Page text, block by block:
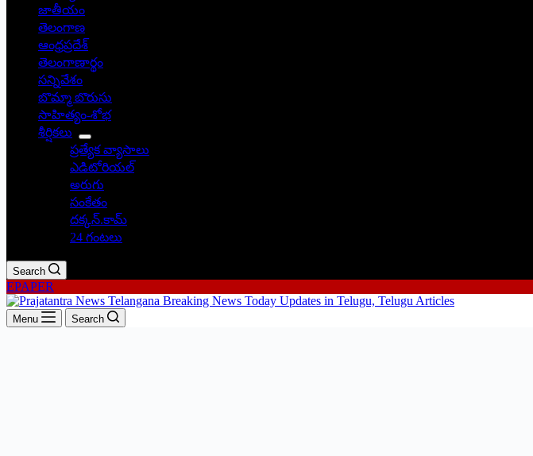
జాతీయం
తెలంగాణ
ఆంధ్రప్రదేశ్
తెలంగాణార్థం
సన్నివేశం
బొమ్మా బొరుసు
సాహిత్యం-శోభ
శీర్షికలు
ప్రత్యేక వ్యాసాలు
ఎడిటోరియల్
అరుగు
సంకేతం
దక్కన్.కామ్
24 గంటలు
Search
EPAPER
Menu Search